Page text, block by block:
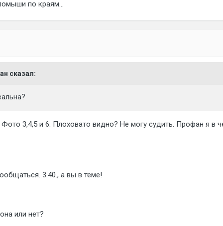
по краям...
сказал:
3,4,5 и 6. Плоховато видно? Не могу судить. Профан я в
3.40., а вы в теме!
или нет?